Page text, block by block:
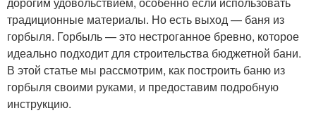
традиционные материалы. Но есть выход — баня из
горбыля. Горбыль — это нестроганное бревно, которое
идеально подходит для строительства бюджетной бани.
В этой статье мы рассмотрим, как построить баню из
горбыля своими руками, и предоставим подробную
инструкцию.